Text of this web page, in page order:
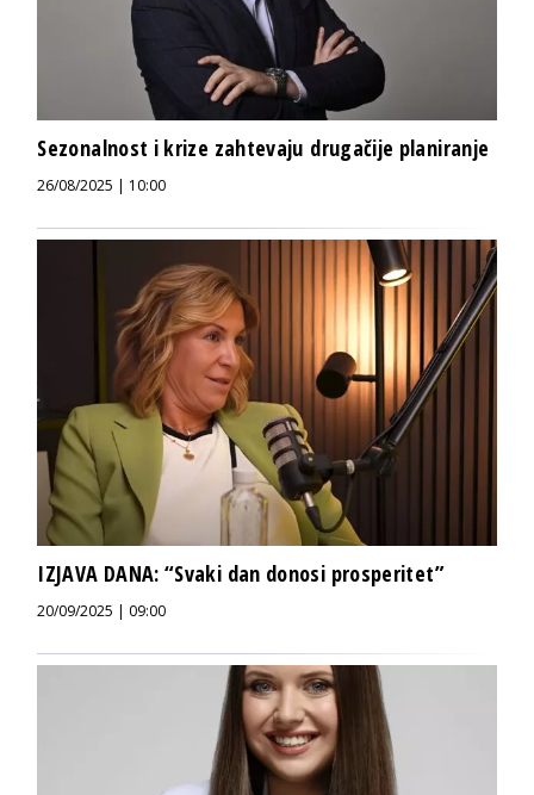
Sezonalnost i krize zahtevaju drugačije planiranje
26/08/2025 | 10:00
IZJAVA DANA: “Svaki dan donosi prosperitet”
20/09/2025 | 09:00